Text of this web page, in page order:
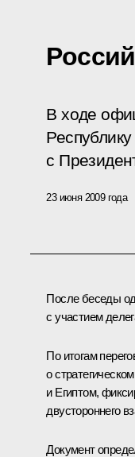
В ходе
с
23 июня 2009 года
После беседы
с участием
По итогам
о
и Египтом,
двустороннего
Документ